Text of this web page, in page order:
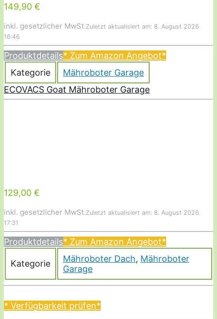
149,90 €
inkl. gesetzlicher MwSt.Zuletzt aktualisiert am: 8. August 2026
16:46
Produktdetails* Zum Amazon Angebot*
Kategorie
Mähroboter Garage
ECOVACS Goat Mähroboter Garage
129,00 €
inkl. gesetzlicher MwSt.Zuletzt aktualisiert am: 8. August 2026
17:31
Produktdetails* Zum Amazon Angebot*
Kategorie Mähroboter Dach, Mähroboter
Garage
* Verfügbarkeit prüfen*